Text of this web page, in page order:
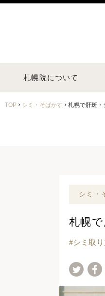
札幌院について
TOP › シミ・そばかす › 札幌で肝斑・
シミ・
札幌
シミ取